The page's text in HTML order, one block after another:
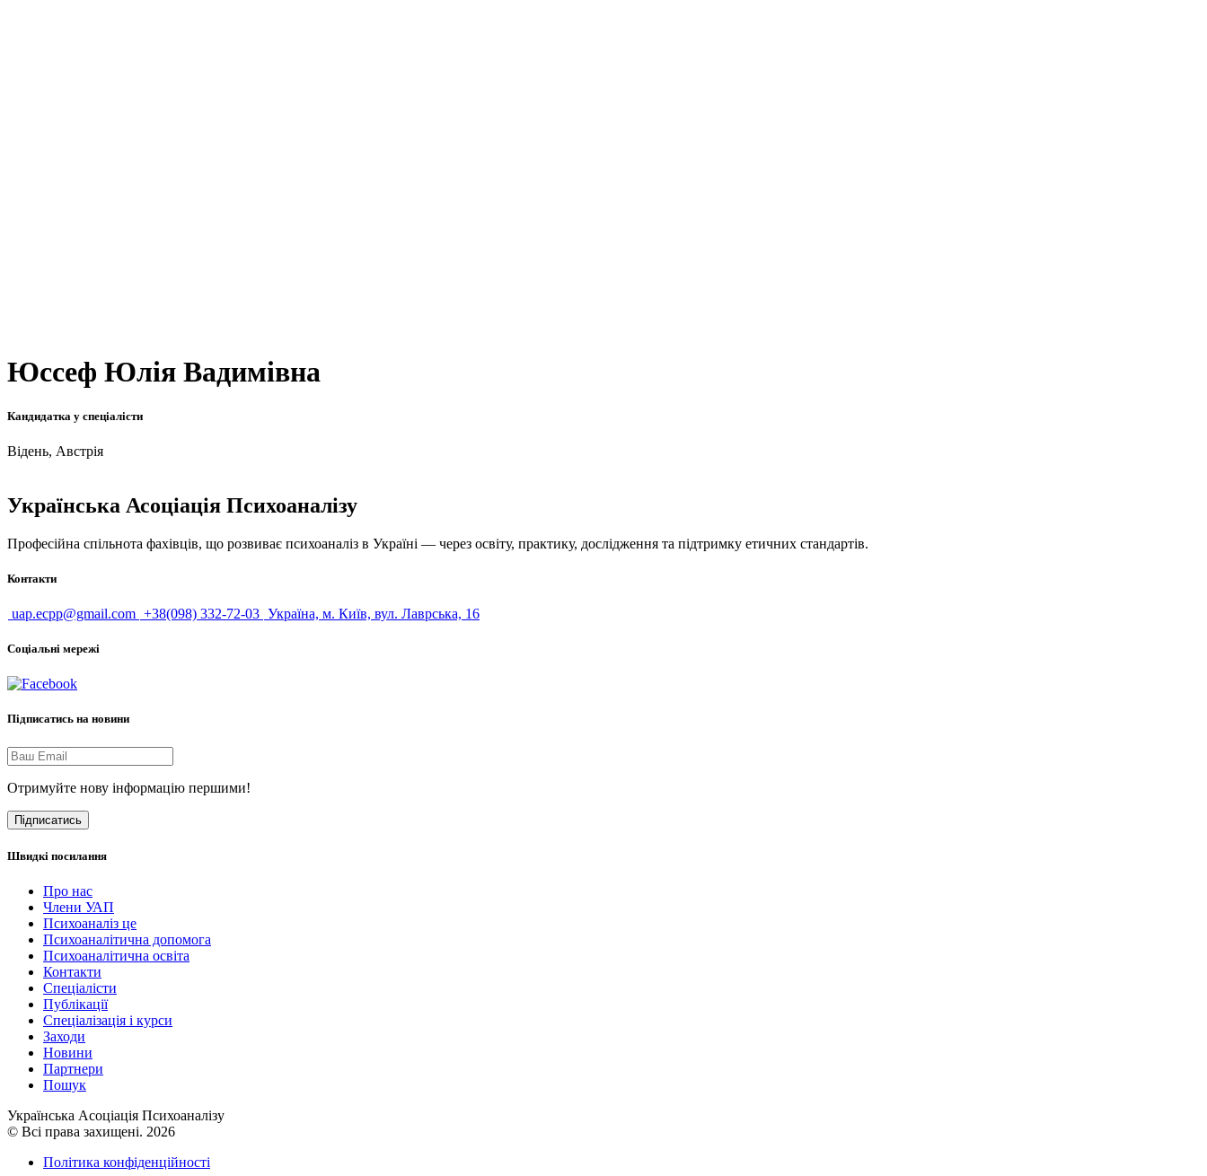
Юссеф Юлія Вадимівна
Кандидатка у спеціалісти
Відень, Австрія
Українська Асоціація Психоаналізу
Професійна спільнота фахівців, що розвиває психоаналіз в Україні — через освіту, практику, дослідження та підтримку етичних стандартів.
Контакти
uap.ecpp@gmail.com +38(098) 332-72-03 Україна, м. Київ, вул. Лаврська, 16
Соціальні мережі
Підписатись на новини
Отримуйте нову інформацію першими!
Підписатись
Швидкі посилання
Про нас
Члени УАП
Психоаналіз це
Психоаналітична допомога
Психоаналітична освіта
Контакти
Спеціалісти
Публікації
Cпеціалізація і курси
Заходи
Новини
Партнери
Пошук
Українська Асоціація Психоаналізу
© Всі права захищені. 2026
Політика конфіденційності